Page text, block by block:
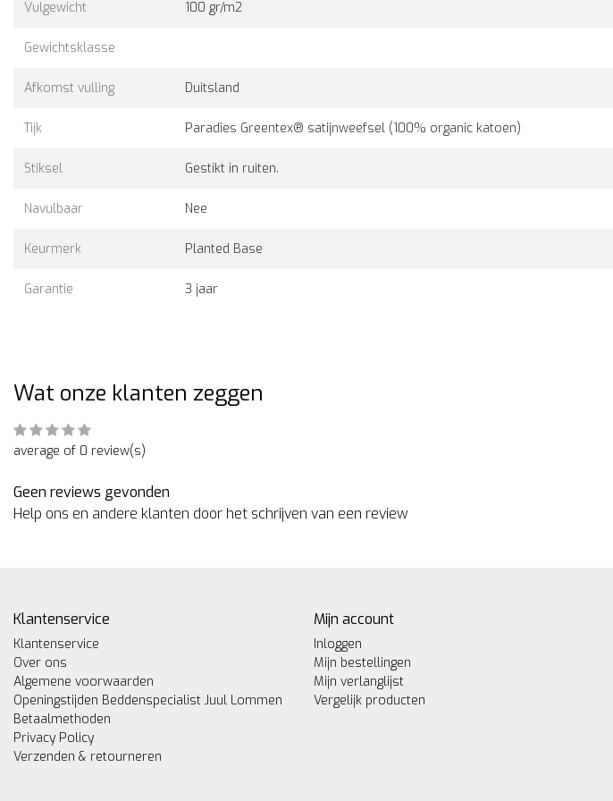
Vulgewicht 100 gr/m2
Gewichtsklasse
Afkomst vulling Duitsland
Tijk Paradies Greentex® satijnweefsel (100% organic katoen)
Stiksel Gestikt in ruiten.
Navulbaar Nee
Keurmerk Planted Base
Garantie 3 jaar
Wat onze klanten zeggen
average of 0 review(s)
Geen reviews gevonden
Help ons en andere klanten door het schrijven van een review
Klantenservice
Klantenservice
Over ons
Algemene voorwaarden
Openingstijden Beddenspecialist Juul Lommen
Betaalmethoden
Privacy Policy
Verzenden & retourneren
Mijn account
Inloggen
Mijn bestellingen
Mijn verlanglijst
Vergelijk producten